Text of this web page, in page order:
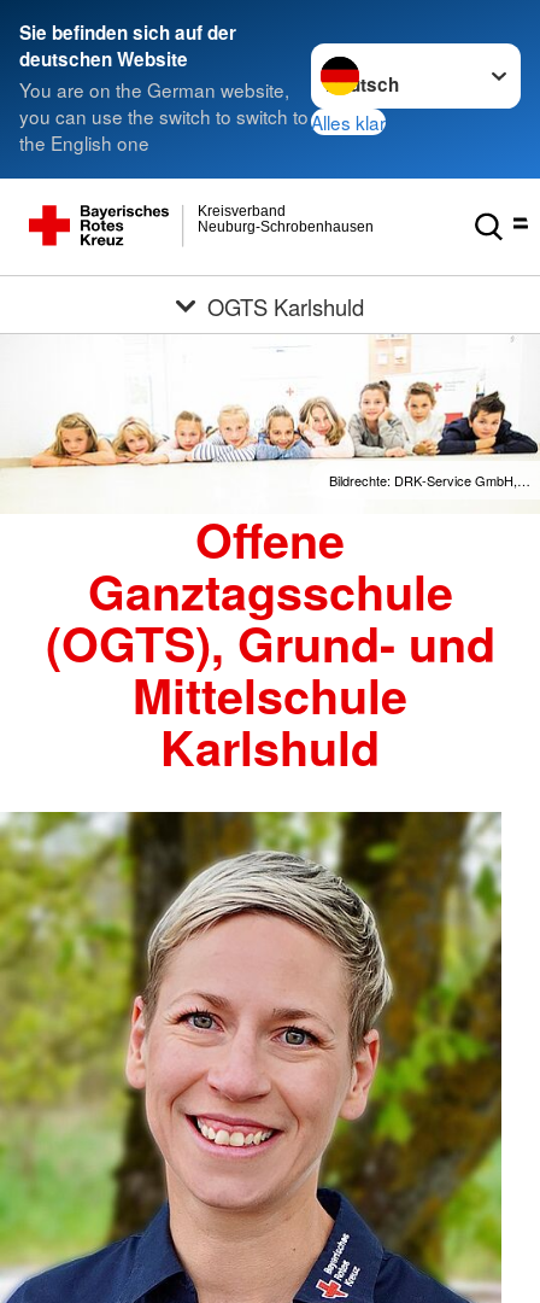
Sie befinden sich auf der
deutschen Website
You are on the German website,
you can use the switch to switch to
the English one
Sprache wechseln zu
Alles klar
Neuburg-Schrobenhausen
Kreisverband
OGTS Karlshuld
Bildrechte: DRK-Service GmbH,…
Offene
Ganztagsschule
(OGTS), Grund- und
Mittelschule
Karlshuld